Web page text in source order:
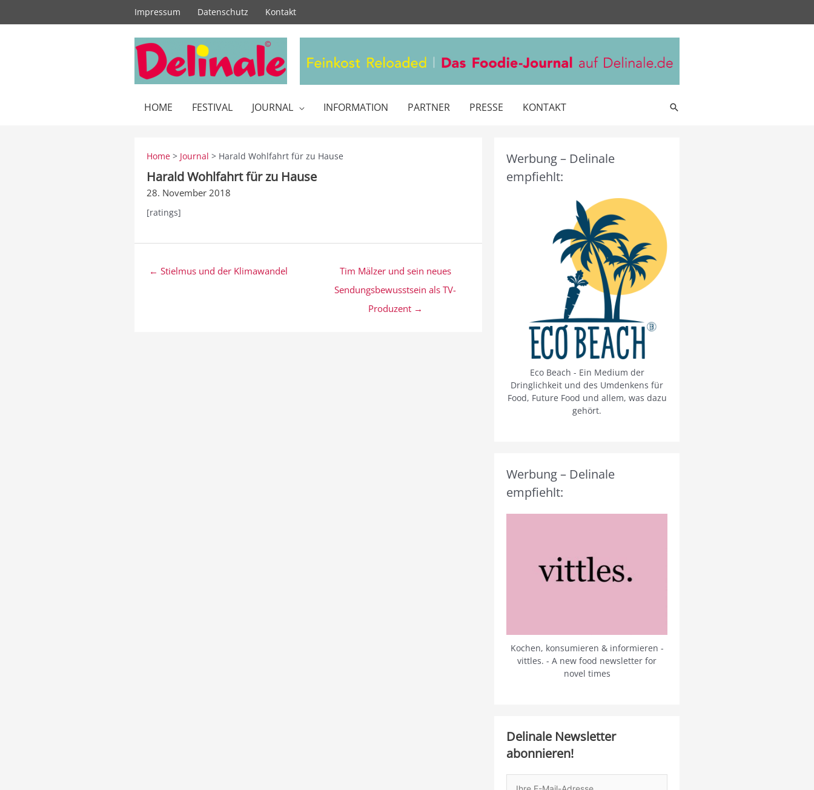
Impressum Datenschutz Kontakt
HOME FESTIVAL JOURNAL INFORMATION PARTNER PRESSE KONTAKT Suche
Home > Journal > Harald Wohlfahrt für zu Hause
Harald Wohlfahrt für zu Hause
28. November 2018
[ratings]
Beitragsnavigation
← Stielmus und der Klimawandel
Tim Mälzer und sein neues
Sendungsbewusstsein als TV-
Produzent →
Werbung – Delinale
empfiehlt:
Eco Beach - Ein Medium der
Dringlichkeit und des Umdenkens für
Food, Future Food und allem, was dazu
gehört.
Werbung – Delinale
empfiehlt:
Kochen, konsumieren & informieren -
vittles. - A new food newsletter for
novel times
Delinale Newsletter
abonnieren!